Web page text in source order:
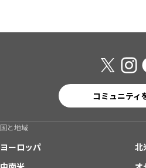
コミュニティ
国と地域
ヨーロッパ
北